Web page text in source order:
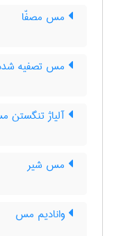
مس مصفّا
مس تصفیه
آلیاژ تنگستن
مس شیر
وانادیم مس